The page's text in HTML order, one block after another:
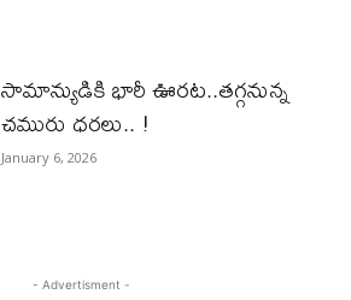
సామాన్యుడికి భారీ ఊరట..తగ్గనున్న
చమురు ధరలు.. !
January 6, 2026
- Advertisment -